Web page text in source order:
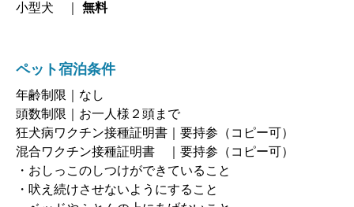
小型犬 ｜ 無料
ペット宿泊条件
年齢制限｜なし
頭数制限｜お一人様２頭まで
狂犬病ワクチン接種証明書｜要持参（コピー可）
混合ワクチン接種証明書 ｜要持参（コピー可）
・おしっこのしつけができていること
・吠え続けさせないようにすること